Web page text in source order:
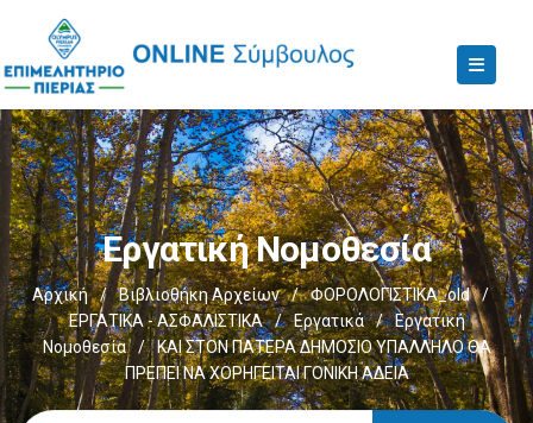
Εργατική Νομοθεσία
Αρχική / Βιβλιοθήκη Αρχείων / ΦΟΡΟΛΟΓΙΣΤΙΚΑ_old
/
ΕΡΓΑΤΙΚΑ - ΑΣΦΑΛΙΣΤΙΚΑ
/ Εργατικά /
Εργατική
Νομοθεσία
/
ΚΑΙ ΣΤΟΝ ΠΑΤΕΡΑ ΔΗΜΟΣΙΟ ΥΠΑΛΛΗΛΟ ΘΑ
ΠΡΕΠΕΙ ΝΑ ΧΟΡΗΓΕΙΤΑΙ ΓΟΝΙΚΗ ΑΔΕΙΑ